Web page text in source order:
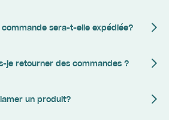
sera-t-elle expédiée?
je retourner des commandes ?
un produit?